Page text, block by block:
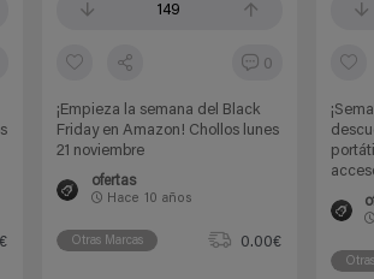
149
0
¡Empieza la semana del Black
Friday en Amazon! Chollos lunes
21 noviembre
ofertas
Hace 10 años
Otras Marcas 0.00€